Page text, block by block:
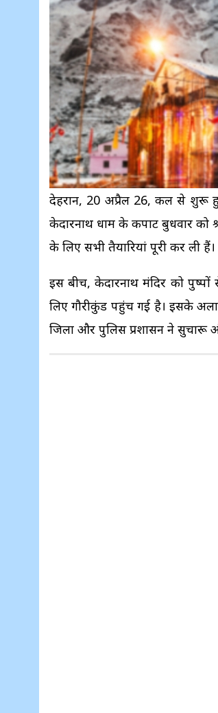
देहरादून, 20 अप्रैल 26, कल से शुरू
केदारनाथ धाम के कपाट बुधवार को
के लिए सभी तैयारियां पूरी कर ली हैं।
इस बीच, केदारनाथ मंदिर को पुष्पों
लिए गौरीकुंड पहुंच गई है। इसके
जिला और पुलिस प्रशासन ने सुचारू